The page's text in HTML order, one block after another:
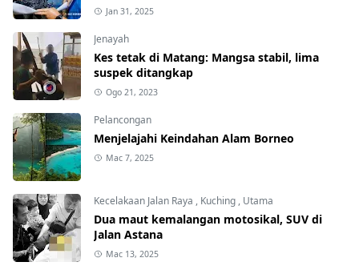
Jan 31, 2025
Jenayah
Kes tetak di Matang: Mangsa stabil, lima
suspek ditangkap
Ogo 21, 2023
Pelancongan
Menjelajahi Keindahan Alam Borneo
Mac 7, 2025
Kecelakaan Jalan Raya , Kuching , Utama
Dua maut kemalangan motosikal, SUV di
Jalan Astana
Mac 13, 2025